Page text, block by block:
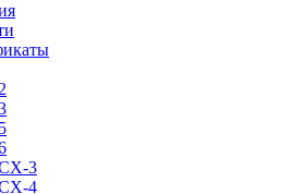
3
4